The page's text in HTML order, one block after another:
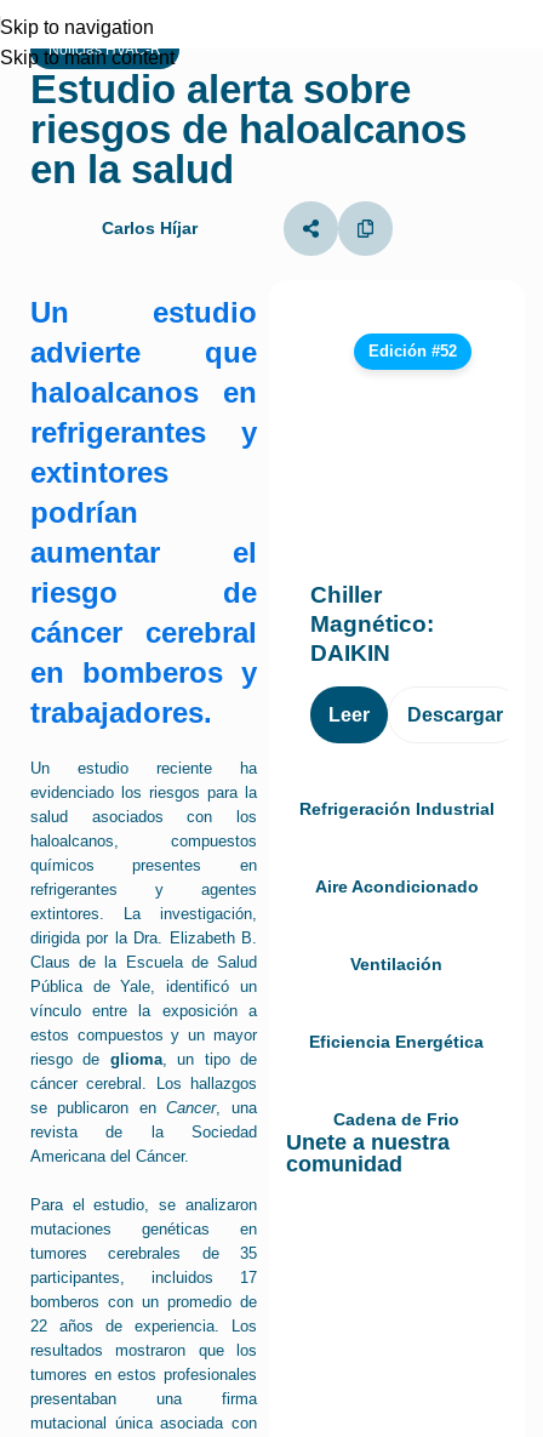
Skip to navigation
Skip to main content
Noticias HVAC-R
Estudio alerta sobre
riesgos de haloalcanos
en la salud
Carlos Híjar
Un estudio
advierte que
haloalcanos en
refrigerantes y
extintores
podrían
aumentar el
riesgo de
cáncer cerebral
en bomberos y
trabajadores.
Un estudio reciente ha
evidenciado los riesgos para la
salud asociados con los
haloalcanos, compuestos
químicos presentes en
refrigerantes y agentes
extintores. La investigación,
dirigida por la Dra. Elizabeth B.
Claus de la Escuela de Salud
Pública de Yale, identificó un
vínculo entre la exposición a
estos compuestos y un mayor
riesgo de glioma, un tipo de
cáncer cerebral. Los hallazgos
se publicaron enCancer, una
revista de la Sociedad
Americana del Cáncer.
Para el estudio, se analizaron
mutaciones genéticas en
tumores cerebrales de 35
participantes, incluidos 17
bomberos con un promedio de
22 años de experiencia. Los
resultados mostraron que los
tumores en estos profesionales
presentaban una firma
mutacional única asociada con
Edición #52
Chiller
Magnético:
DAIKIN
Leer Descargar
Refrigeración Industrial
Aire Acondicionado
Ventilación
Eficiencia Energética
Cadena de Frio
Unete a nuestra
comunidad